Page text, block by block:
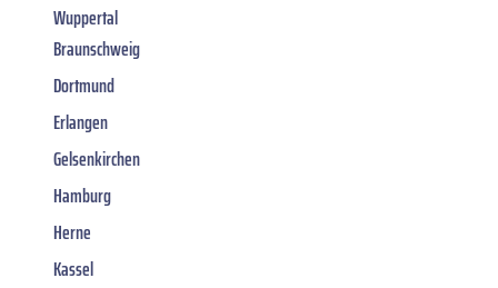
Wuppertal
Braunschweig
Dortmund
Erlangen
Gelsenkirchen
Hamburg
Herne
Kassel